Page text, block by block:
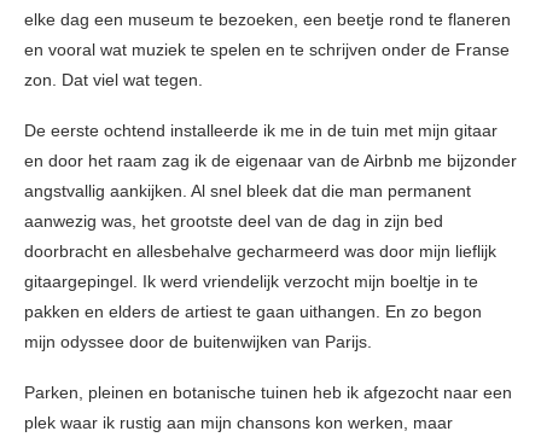
elke dag een museum te bezoeken, een beetje rond te flaneren
en vooral wat muziek te spelen en te schrijven onder de Franse
zon. Dat viel wat tegen.
De eerste ochtend installeerde ik me in de tuin met mijn gitaar
en door het raam zag ik de eigenaar van de Airbnb me bijzonder
angstvallig aankijken. Al snel bleek dat die man permanent
aanwezig was, het grootste deel van de dag in zijn bed
doorbracht en allesbehalve gecharmeerd was door mijn lieflijk
gitaargepingel. Ik werd vriendelijk verzocht mijn boeltje in te
pakken en elders de artiest te gaan uithangen. En zo begon
mijn odyssee door de buitenwijken van Parijs.
Parken, pleinen en botanische tuinen heb ik afgezocht naar een
plek waar ik rustig aan mijn chansons kon werken, maar